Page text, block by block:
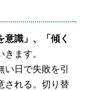
意識」、「傾く
ます。
日で失敗を引
される。切り替